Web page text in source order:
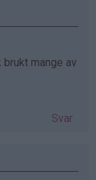
mange av
Svar